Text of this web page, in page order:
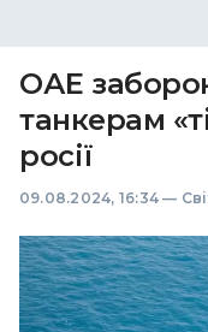
ОАЕ
танкерам
росії
09.08.2024, 16:34 —